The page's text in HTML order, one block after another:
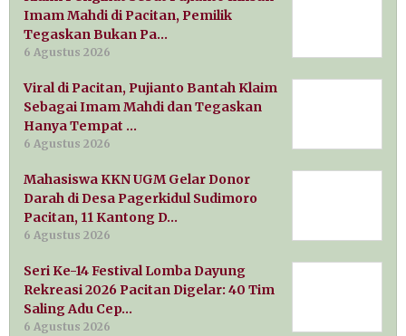
Imam Mahdi di Pacitan, Pemilik
Tegaskan Bukan Pa…
6 Agustus 2026
Viral di Pacitan, Pujianto Bantah Klaim
Sebagai Imam Mahdi dan Tegaskan
Hanya Tempat …
6 Agustus 2026
Mahasiswa KKN UGM Gelar Donor
Darah di Desa Pagerkidul Sudimoro
Pacitan, 11 Kantong D…
6 Agustus 2026
Seri Ke-14 Festival Lomba Dayung
Rekreasi 2026 Pacitan Digelar: 40 Tim
Saling Adu Cep…
6 Agustus 2026